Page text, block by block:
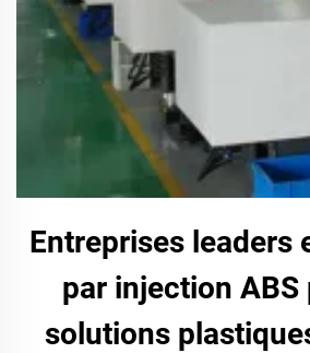
Entreprises leaders
par injection ABS
solutions